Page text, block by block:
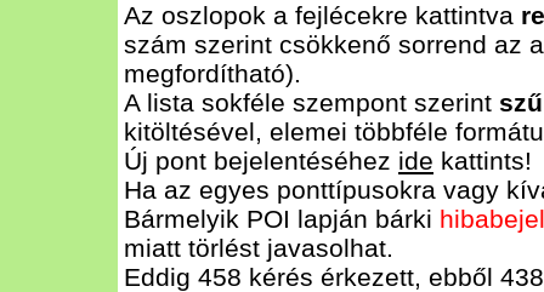
Az oszlopok a fejlécekre kattintva
szám szerint csökkenő sorrend az
megfordítható).
A lista sokféle szempont szerint
kitöltésével, elemei többféle
Új pont bejelentéséhez ide kattints!
Ha az egyes ponttípusokra vagy
Bármelyik POI lapján bárki
miatt törlést javasolhat.
Eddig 458 kérés érkezett, ebből